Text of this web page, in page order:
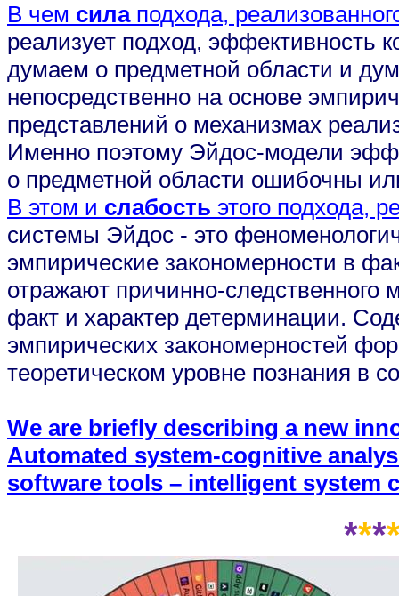
В чем силаподхода,
реализует подход, эффективность
думаем о предметной области и
непосредственно на основе
представлений о механизмах
Именно поэтому Эйдос-модели
о предметной области ошибочны
В этом и слабость этого подхода,
системы Эйдос - это
эмпирические закономерности в
отражают причинно-
факт и характер детерминации.
эмпирических закономерностей
теоретическом уровне познания в
We are briefly describing a new
Automated system-cognitive
software tools – intelligent system
***